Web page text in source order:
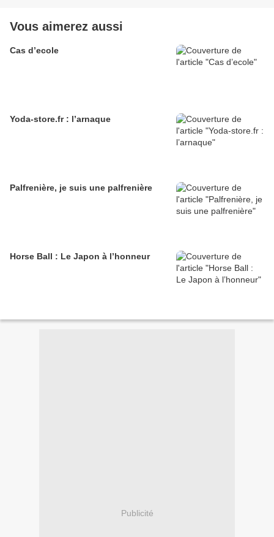
Vous aimerez aussi
Cas d’ecole
Yoda-store.fr : l’arnaque
Palfrenière, je suis une palfrenière
Horse Ball : Le Japon à l’honneur
Publicité